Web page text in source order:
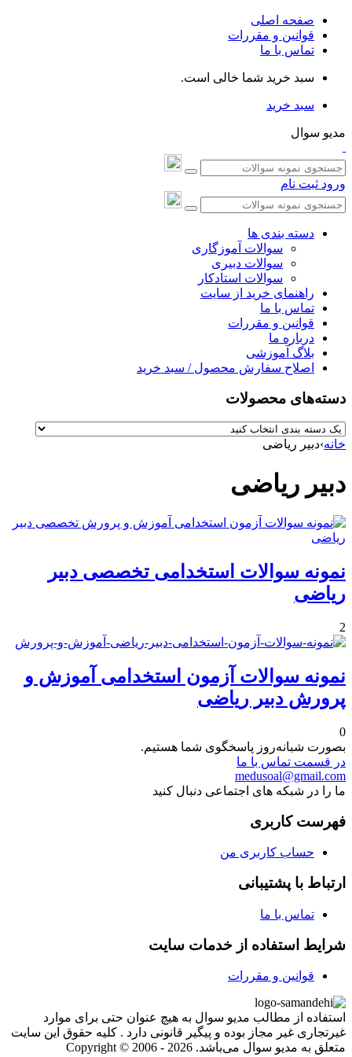
صفحه اصلی
قوانین و مقررات
تماس با ما
سبد خرید شما خالی است.
سبد خرید
مدیو سوال
ورود ثبت نام
دسته بندی ها
سوالات آموزگاری
سوالات دبیری
سوالات استادکار
راهنمای خرید از سایت
تماس با ما
قوانین و مقررات
درباره ما
بلاگ آموزشی
اصلاح سفارش محصول / سبد خرید
دسته‌های محصولات
خانه›دبیر ریاضی
دبیر ریاضی
نمونه سوالات استخدامی تخصصی دبیر
ریاضی
2
نمونه سوالات آزمون استخدامی آموزش و
پرورش دبیر ریاضی
0
بصورت شبانه‌روز پاسخگوی شما هستیم.
در قسمت تماس با ما
medusoal@gmail.com
ما را در شبکه های اجتماعی دنبال کنید
فهرست کاربری
حساب کاربری من
ارتباط با پشتیبانی
تماس با ما
شرایط استفاده از خدمات سایت
قوانین و مقررات
استفاده از مطالب مدیو سوال به هیچ عنوان حتی برای موارد
غیرتجاری غیر مجاز بوده و پیگیر قانونی دارد . کلیه حقوق این سایت
متعلق به مدیو سوال می‌باشد. Copyright © 2006 - 2026